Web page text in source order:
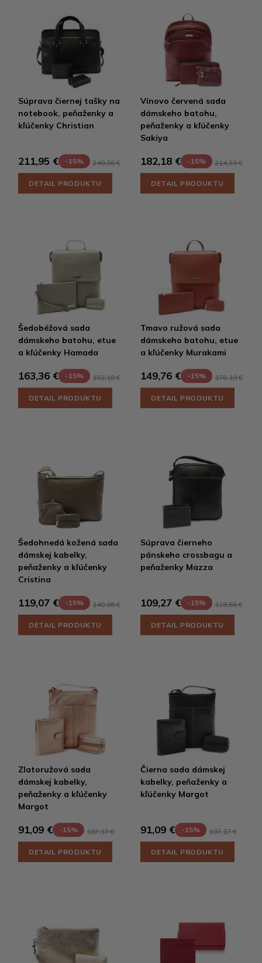
Súprava čiernej tašky na
notebook, peňaženky a
kľúčenky Christian
211,95 € -15% 249,36 €
DETAIL PRODUKTU
Vínovo červená sada
dámskeho batohu,
peňaženky a kľúčenky
Sakiya
182,18 € -15% 214,33 €
DETAIL PRODUKTU
Šedobéžová sada
dámskeho batohu, etue
a kľúčenky Hamada
163,36 € -15% 192,19 €
DETAIL PRODUKTU
Tmavo ružová sada
dámskeho batohu, etue
a kľúčenky Murakami
149,76 € -15% 176,19 €
DETAIL PRODUKTU
Šedohnedá kožená sada
dámskej kabelky,
peňaženky a kľúčenky
Cristina
119,07 € -15% 140,08 €
DETAIL PRODUKTU
Súprava čierneho
pánskeho crossbagu a
peňaženky Mazza
109,27 € -15% 128,55 €
DETAIL PRODUKTU
Zlatoružová sada
dámskej kabelky,
peňaženky a kľúčenky
Margot
91,09 € -15% 107,17 €
DETAIL PRODUKTU
Čierna sada dámskej
kabelky, peňaženky a
kľúčenky Margot
91,09 € -15% 107,17 €
DETAIL PRODUKTU